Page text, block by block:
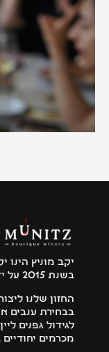
יקב מוניץ הינו יקב
בשנת 2015 על ידי איתי מוניץ.
החזון שלנו ליצור
בבחירת ענבים
לגידול גפנים ליין
מכרמים יחודיים בהרי